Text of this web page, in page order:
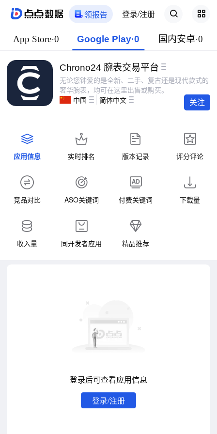
领报告 登录/注册
App Store·0 Google Play·0 国内安卓·0
Chrono24 腕表交易平台
无论您钟爱的是全新、二手、复古还是现代款式的
奢华腕表，均可在这里出售或购买。
中国
简体中文 关注
应用信息 实时排名 版本记录 评分评论
竞品对比 ASO关键词 付费关键词 下载量
收入量 同开发者应用 精品推荐
登录后可查看应用信息
登录/注册